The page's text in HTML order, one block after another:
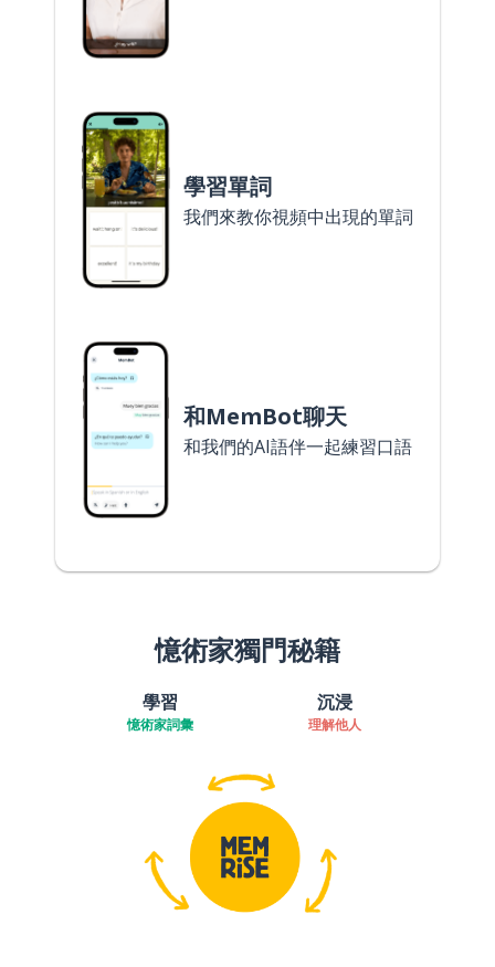
學習單詞
我們來教你視頻中出現的單詞
和MemBot聊天
和我們的AI語伴一起練習口語
憶術家獨門秘籍
學習
憶術家詞彙
沉浸
理解他人